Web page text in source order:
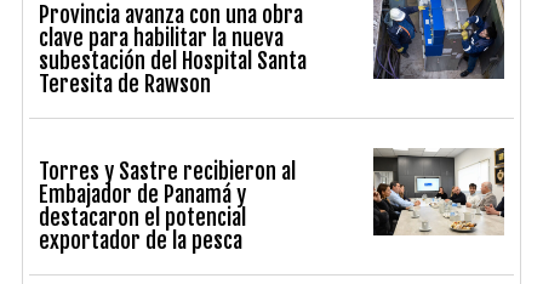
Provincia avanza con una obra
clave para habilitar la nueva
subestación del Hospital Santa
Teresita de Rawson
Torres y Sastre recibieron al
Embajador de Panamá y
destacaron el potencial
exportador de la pesca